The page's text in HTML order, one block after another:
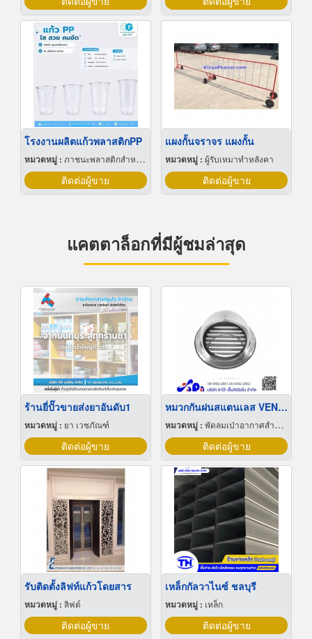
โรงงานผลิตแก้วพลาสติกPP
หมวดหมู่ : ภาชนะพลาสติกสำหรับบรรจุ
ติดต่อผู้ขาย
แผงกั้นจราจร แผงกั้น
หมวดหมู่ : ผู้รับเหมาทำหลังคา
ติดต่อผู้ขาย
แคตตาล็อกที่มีผู้ชมล่าสุด
ร้านยี่ปั๊วขายส่งยาอันดับ1
หมวดหมู่ : ยา เวชภัณฑ์
ติดต่อผู้ขาย
หมวกกันฝนสแตนเลส VENT CAP
หมวดหมู่ : พัดลมเป่าอากาศสำหรับอุตสาหกรรม
ติดต่อผู้ขาย
รับติดตั้งลิฟท์แก้วโดยสาร
หมวดหมู่ : ลิฟต์
ติดต่อผู้ขาย
เหล็กกัลวาไนซ์ ชลบุรี
หมวดหมู่ : เหล็ก
ติดต่อผู้ขาย